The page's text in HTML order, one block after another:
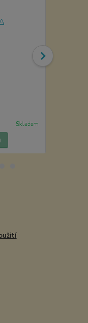
Skladem